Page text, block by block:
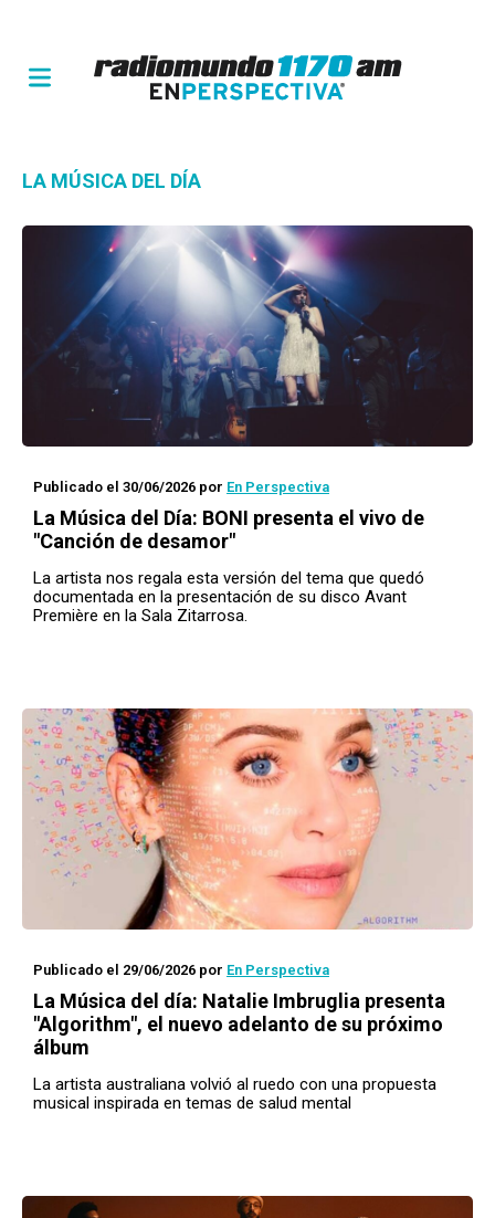
LA MÚSICA DEL DÍA
Publicado el 30/06/2026 por En Perspectiva
La Música del Día: BONI presenta el vivo de
"Canción de desamor"
La artista nos regala esta versión del tema que quedó
documentada en la presentación de su disco Avant
Première en la Sala Zitarrosa.
Publicado el 29/06/2026 por En Perspectiva
La Música del día: Natalie Imbruglia presenta
"Algorithm", el nuevo adelanto de su próximo
álbum
La artista australiana volvió al ruedo con una propuesta
musical inspirada en temas de salud mental